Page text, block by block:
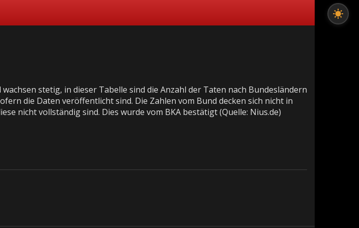
stetig, in dieser Tabelle sind die Anzahl der Taten nach Bundesländern
die Daten veröffentlicht sind. Die Zahlen vom Bund decken sich nicht in
nicht vollständig sind. Dies wurde vom BKA bestätigt (Quelle: Nius.de)